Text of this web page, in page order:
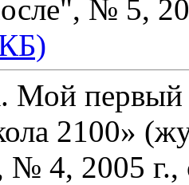
№ 5,
первый
2100»
4, 2005 г.,